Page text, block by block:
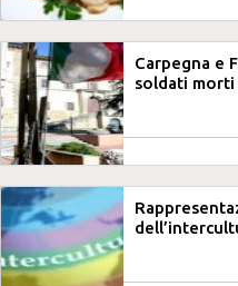
Carpegna e
soldati morti